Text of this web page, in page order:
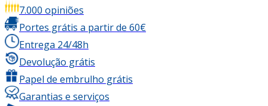
7.000 opiniões
Portes grátis a partir de 60€
Entrega 24/48h
Devolução grátis
Papel de embrulho grátis
Garantias e serviços